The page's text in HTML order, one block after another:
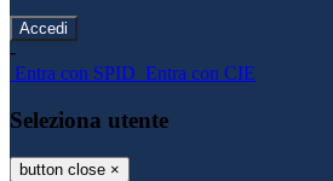
-
Entra con SPID Entra con CIE
Seleziona utente
button close ×